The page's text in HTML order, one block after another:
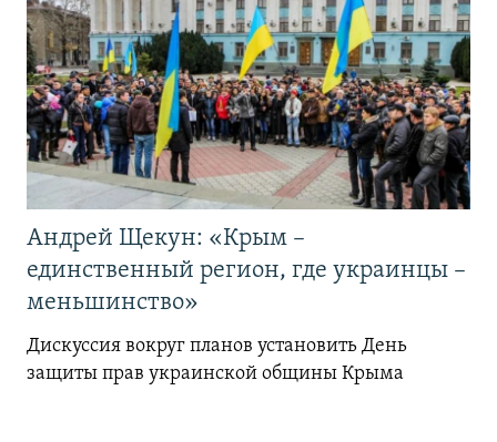
Андрей Щекун: «Крым –
единственный регион, где украинцы –
меньшинство»
Дискуссия вокруг планов установить День
защиты прав украинской общины Крыма